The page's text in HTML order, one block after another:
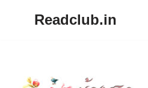
content
Readclub.in